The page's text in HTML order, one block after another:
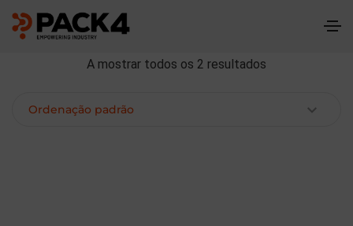
A mostrar todos os 2 resultados